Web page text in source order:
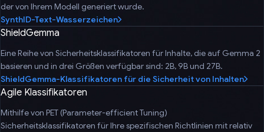
der von Ihrem Modell generiert wurde.
SynthID-Text-Wasserzeichen
ShieldGemma
Eine Reihe von Sicherheitsklassifikatoren für Inhalte, die auf Gemma 2
basieren und in drei Größen verfügbar sind: 2B, 9B und 27B.
ShieldGemma-Klassifikatoren für die Sicherheit von Inhalten
Agile Klassifikatoren
Mithilfe von PET (Parameter-efficient Tuning)
Sicherheitsklassifikatoren für Ihre spezifischen Richtlinien mit relativ